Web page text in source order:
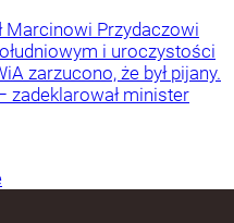
Marcinowi Przydaczowi
i uroczystości
zarzucono, że był pijany.
zadeklarował minister